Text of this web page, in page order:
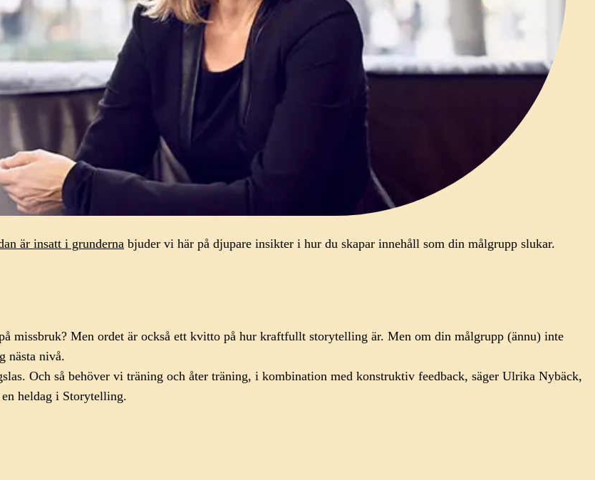
är insatt i grunderna bjuder vi här på djupare insikter i hur du skapar innehåll som din målgrupp slukar.
missbruk? Men ordet är också ett kvitto på hur kraftfullt storytelling är. Men om din målgrupp (ännu) inte
nästa nivå.
Och så behöver vi träning och åter träning, i kombination med konstruktiv feedback, säger Ulrika Nybäck,
heldag i Storytelling.